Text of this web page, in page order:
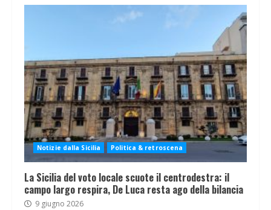
Notizie dalla Sicilia Politica & retroscena
La Sicilia del voto locale scuote il centrodestra: il
campo largo respira, De Luca resta ago della bilancia
9 giugno 2026